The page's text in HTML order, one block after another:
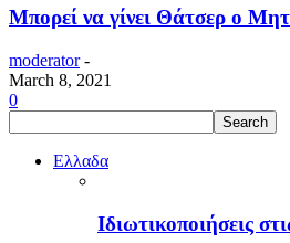
Μπορεί να γίνει Θάτσερ ο
moderator -
March 8, 2021
0
Ελλαδα
Ιδιωτικοποιήσεις